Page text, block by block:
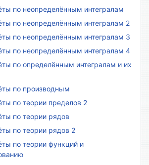
по неопределённым интегралам
по неопределённым интегралам 2
по неопределённым интегралам 3
по неопределённым интегралам 4
по определённым интегралам и их
по производным
по теории пределов 2
по теории рядов
по теории рядов 2
по теории функций и